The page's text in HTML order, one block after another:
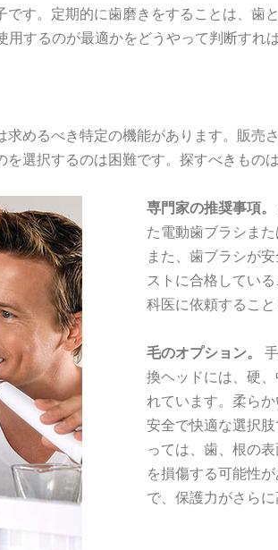
す。定期的に歯磨きをすることは、歯
するのが最適かをどうやって判断すれ
めるべき特定の機能があります。販売
選択するのは困難です。探すべきもの
専門家の推奨事項。
た電動歯ブラシま
また、歯ブラシが
ストに合格してい
科医に依頼すること
毛のオプション。
換ヘッドには、硬
れています。柔ら
安全で快適な選択
っては、歯、根の
を損傷する可能性
で、保護力がさらに